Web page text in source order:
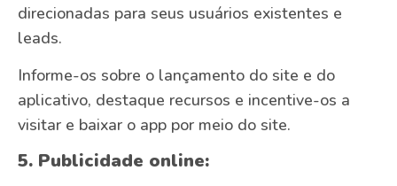
direcionadas para seus usuários existentes e
leads.
Informe-os sobre o lançamento do site e do
aplicativo, destaque recursos e incentive-os a
visitar e baixar o app por meio do site.
5. Publicidade online: